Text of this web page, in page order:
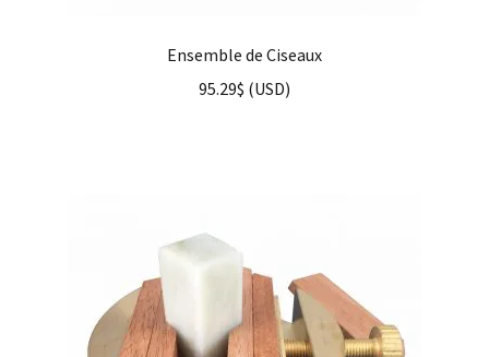
Ensemble de Ciseaux
95.29$ (USD)